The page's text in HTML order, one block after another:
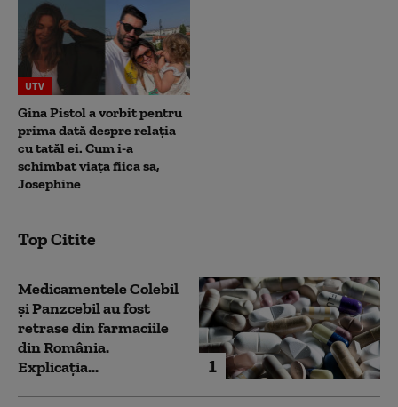
UTV
Gina Pistol a vorbit pentru
prima dată despre relația
cu tatăl ei. Cum i-a
schimbat viața fiica sa,
Josephine
Top Citite
1
Medicamentele Colebil
și Panzcebil au fost
retrase din farmaciile
din România.
Explicația...